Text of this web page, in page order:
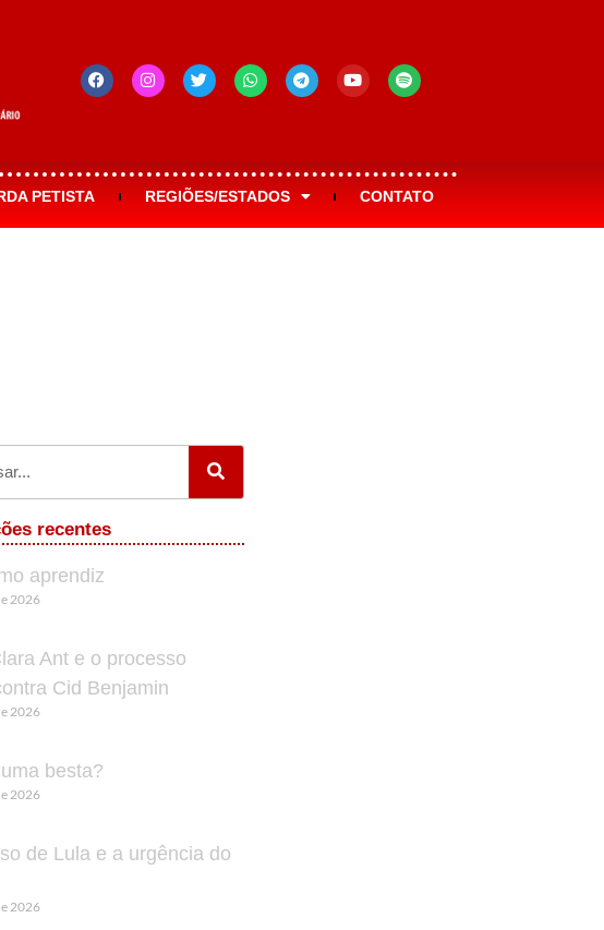
PETISTA REGIÕES/ESTADOS CONTATO
recentes
aprendiz
2026
Ant e o processo
Cid Benjamin
2026
besta?
2026
de Lula e a urgência do
2026